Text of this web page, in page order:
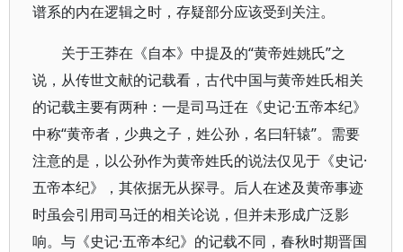
谱系的内在逻辑之时，存疑部分应该受到关注。
关于王莽在《自本》中提及的“黄帝姓姚氏”之
说，从传世文献的记载看，古代中国与黄帝姓氏相关
的记载主要有两种：一是司马迁在《史记·五帝本纪》
中称“黄帝者，少典之子，姓公孙，名曰轩辕”。需要
注意的是，以公孙作为黄帝姓氏的说法仅见于《史记·
五帝本纪》，其依据无从探寻。后人在述及黄帝事迹
时虽会引用司马迁的相关论说，但并未形成广泛影
响。与《史记·五帝本纪》的记载不同，春秋时期晋国